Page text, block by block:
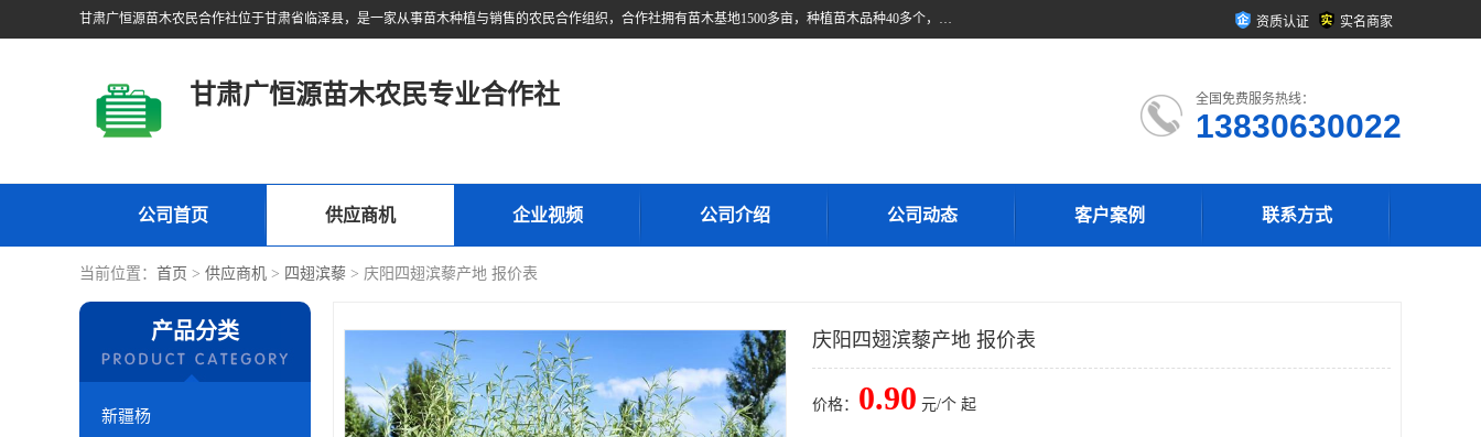
甘肃广恒源苗木农民合作社位于甘肃省临泽县，是一家从事苗木种植与销售的农民合作组织，合作社拥有苗木基地1500多亩，种植苗木品种40多个，年产各类苗木2000多万株。主营：白刺苗、红柳苗、梭梭苗等，我们以“种植一流的苗子，诚信经营”的经营理念，竭诚为每一位客户做优质的服务，欢迎来电咨询！ 资质认证 实名商家
甘肃广恒源苗木农民专业合作社 全国免费服务热线：
13830630022
公司首页 供应商机 企业视频 公司介绍 公司动态 客户案例 联系方式
当前位置： 首页 > 供应商机 > 四翅滨藜 > 庆阳四翅滨藜产地 报价表
产品分类
新疆杨
庆阳四翅滨藜产地 报价表
价格： 0.90 元/个 起